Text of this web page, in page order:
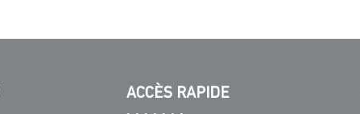
ACCÈS RAPIDE